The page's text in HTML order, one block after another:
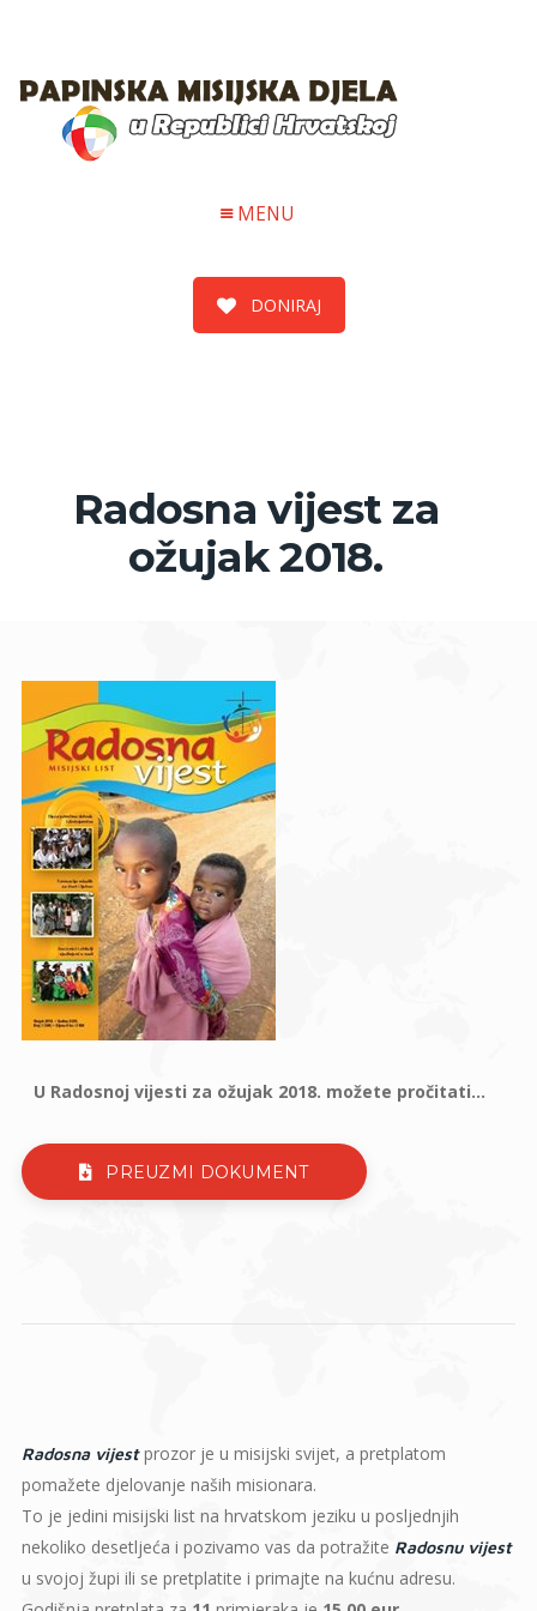
MENU
DONIRAJ
Radosna vijest za
ožujak 2018.
U Radosnoj vijesti za ožujak 2018. možete pročitati...
PREUZMI DOKUMENT
Radosna vijestprozor je u misijski svijet, a pretplatom
pomažete djelovanje naših misionara.
To je jedini misijski list na hrvatskom jeziku u posljednjih
nekoliko desetljeća i pozivamo vas da potražite Radosnu vijest
u svojoj župi ili se pretplatite i primajte na kućnu adresu.